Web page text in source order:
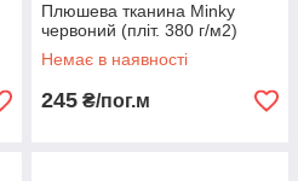
Плюшева тканина Minky
червоний (пліт. 380 г/м2)
Немає в наявності
245 ₴/пог.м